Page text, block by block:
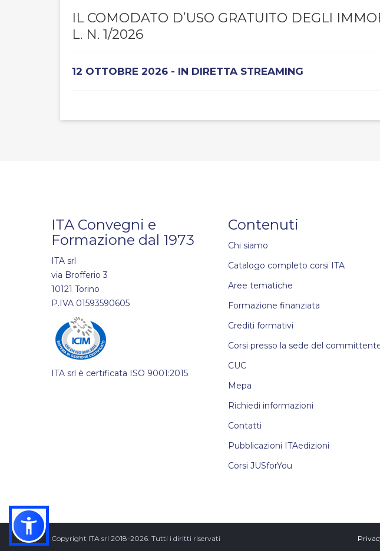
IL COMODATO D’USO GRATUITO DEGLI
L. N. 1/2026
12 OTTOBRE 2026 - IN DIRETTA STREAMING
ITA Convegni e
Formazione dal 1973
ITA srl
via Brofferio 3
10121 Torino
P.IVA 01593590605
ITA srl è certificata ISO 9001:2015
Contenuti
Chi siamo
Catalogo completo corsi ITA
Aree tematiche
Formazione finanziata
Crediti formativi
Corsi presso la sede del
CUC
Mepa
Richiedi informazioni
Contatti
Pubblicazioni ITAedizioni
Corsi JUSforYou
Copyright ITA srl 2018-2026. Tutti i diritti riservati